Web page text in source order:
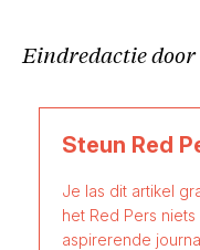
Eindredactie
Steun Red
Je las dit artikel
het Red Pers
aspirerende